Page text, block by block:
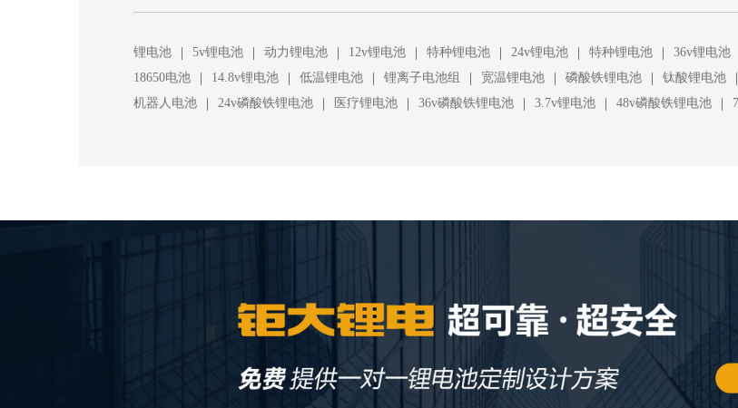
锂电池 | 5v锂电池 | 动力锂电池 | 12v锂电池 | 特种锂电池 | 24v锂电池 | 特种锂电池 | 36v锂电池
18650电池 | 14.8v锂电池 | 低温锂电池 | 锂离子电池组 | 宽温锂电池 | 磷酸铁锂电池 | 钛酸锂电池 |
机器人电池 | 24v磷酸铁锂电池 | 医疗锂电池 | 36v磷酸铁锂电池 | 3.7v锂电池 | 48v磷酸铁锂电池 |